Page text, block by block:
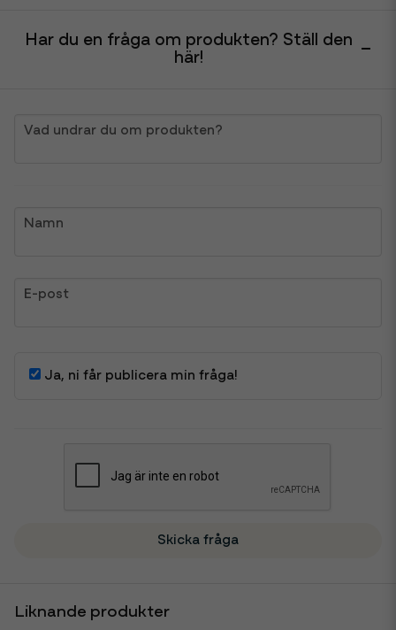
Har du en fråga om produkten? Ställ den
här!
question
Vad undrar du om produkten?
name
Namn
email
E-post
Ja, ni får publicera min fråga!
Skicka fråga
Liknande produkter